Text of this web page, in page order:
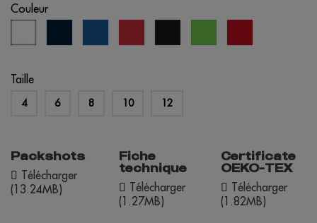
Couleur
Taille
4 6 8 10 12
Packshots
Télécharger
(13.24MB)
Fiche
technique
Télécharger
(1.27MB)
Certificate
OEKO-TEX
Télécharger
(1.82MB)